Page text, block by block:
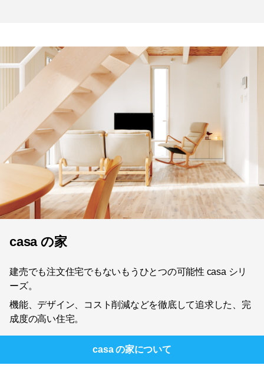
casa の家
建売でも注文住宅でもないもうひとつの可能性 casa シリ
ーズ。
機能、デザイン、コスト削減などを徹底して追求した、完
成度の高い住宅。
casa の家について